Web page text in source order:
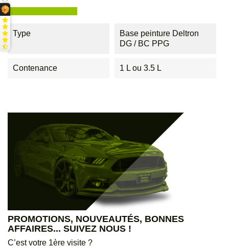
Type
Base peinture Deltron
DG / BC PPG
Contenance 1 L ou 3.5 L
PROMOTIONS, NOUVEAUTÉS, BONNES
AFFAIRES... SUIVEZ NOUS !
C’est votre 1ère visite ?